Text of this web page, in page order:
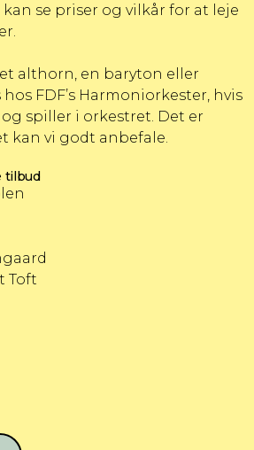
kan se priser og vilkår for at leje
althorn, en baryton eller
hos FDF’s Harmoniorkester, hvis
spiller i orkestret. Det er
kan vi godt anbefale.
tilbud
Toft